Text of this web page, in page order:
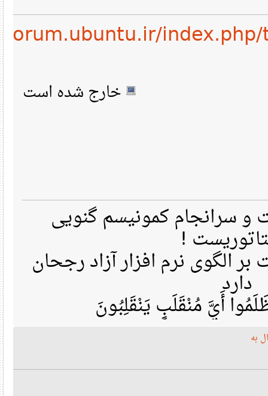
forum.ubuntu.ir/
خارج شده است
کمونیسم گنویی
!
الگوی نرم افزار آزاد رجحان
دارد
أَيَّ مُنْقَلَبٍ يَنْقَلِبُونَ